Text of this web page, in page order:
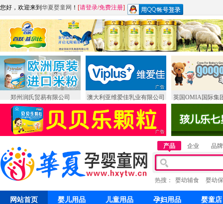
您好，欢迎来到 华夏婴童网 ！ [请登录/免费注册]
郑州润氏贸易有限公司 澳大利亚维爱佳乳业有限公司 英国OMIA国际集
产品 企业 品牌
热搜： 婴幼辅食 婴幼
网站首页 婴儿用品 儿童用品 孕妇用品 婴童店